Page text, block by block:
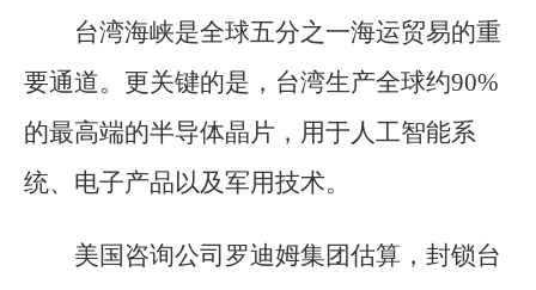
台湾海峡是全球五分之一海运贸易的重
要通道。更关键的是，台湾生产全球约90%
的最高端的半导体晶片，用于人工智能系
统、电子产品以及军用技术。
美国咨询公司罗迪姆集团估算，封锁台